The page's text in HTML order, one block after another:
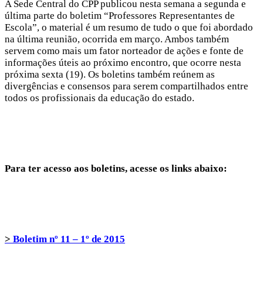
A Sede Central do CPP publicou nesta semana a segunda e
última parte do boletim “Professores Representantes de
Escola”, o material é um resumo de tudo o que foi abordado
na última reunião, ocorrida em março. Ambos também
servem como mais um fator norteador de ações e fonte de
informações úteis ao próximo encontro, que ocorre nesta
próxima sexta (19). Os boletins também reúnem as
divergências e consensos para serem compartilhados entre
todos os profissionais da educação do estado.
Para ter acesso aos boletins, acesse os links abaixo:
> Boletim nº 11 – 1º de 2015